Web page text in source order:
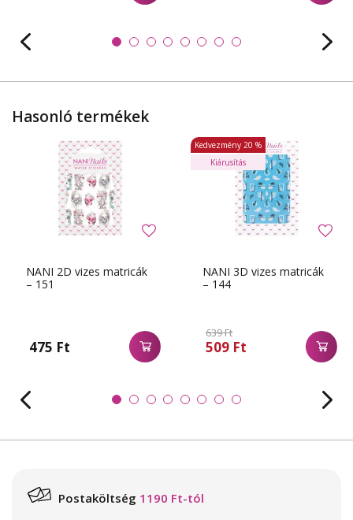
Hasonló termékek
NANI 2D vizes matricák
– 151
475 Ft
NANI 3D vizes matricák
– 144
639 Ft
509 Ft
Kedvezmény 20 %
Kiárusítás
Postaköltség 1190 Ft-tól